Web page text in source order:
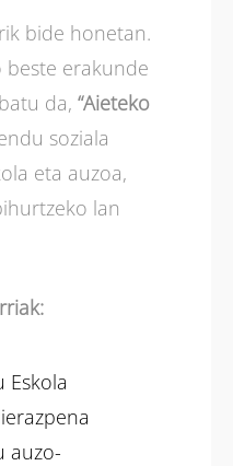
bide honetan.
beste erakunde
da, “Aieteko
soziala
eta auzoa,
lan
Eskola
auzo-